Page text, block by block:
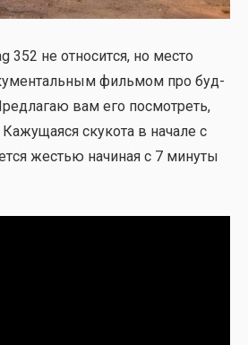
352 не отно­сит­ся, но место
филь­мом про буд­
вам его посмот­реть,
ску­ко­та в нача­ле с
жестью начи­ная с 7 мину­ты